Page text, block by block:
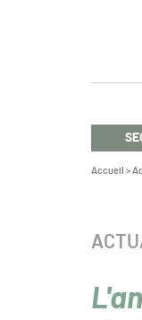
Vous
Accueil >